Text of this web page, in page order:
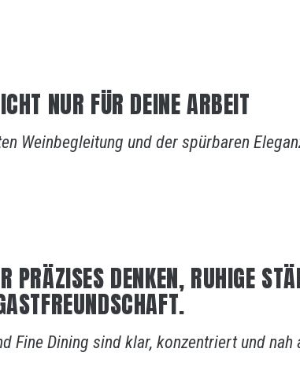
NUR FÜR DEINE ARBEIT
Weinbegleitung und der spürbaren
PRÄZISES DENKEN, RUHIGE
Fine Dining sind klar, konzentriert und nah